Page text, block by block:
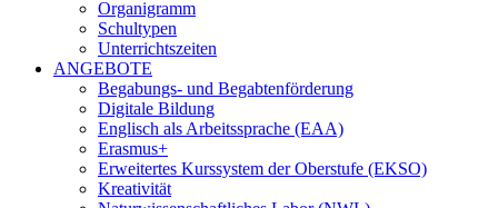
Organigramm
Schultypen
Unterrichtszeiten
ANGEBOTE
Begabungs- und Begabtenförderung
Digitale Bildung
Englisch als Arbeitssprache (EAA)
Erasmus+
Erweitertes Kurssystem der Oberstufe (EKSO)
Kreativität